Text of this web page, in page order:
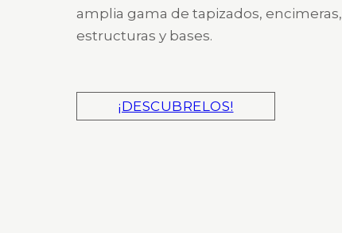
amplia gama de tapizados, encimeras,
estructuras y bases.
¡DESCUBRELOS!